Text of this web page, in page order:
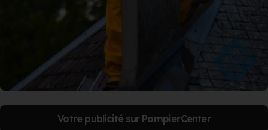
Votre publicité sur PompierCenter